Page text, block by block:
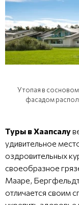
Утопая в
фасадом
Туры в Хаапсалу
удивительное
оздровительных
своеобразное
Мааре,
отличается своим